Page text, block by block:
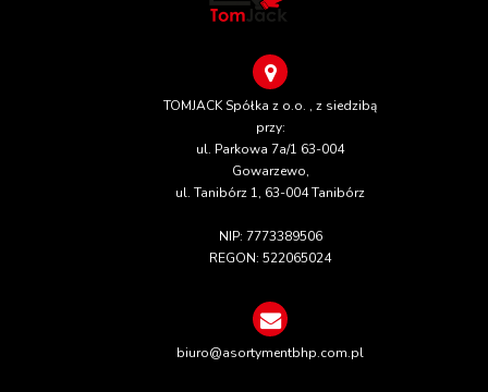
TOMJACK Spółka z o.o. , z siedzibą
przy:
ul. Parkowa 7a/1 63-004
Gowarzewo,
ul. Tanibórz 1, 63-004 Tanibórz
NIP: 7773389506
REGON: 522065024
biuro@asortymentbhp.com.pl